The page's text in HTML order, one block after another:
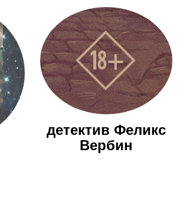
детектив Феликс
Вербин